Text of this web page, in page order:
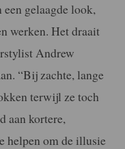
gelaagde look,
werken. Het draait
Andrew
“Bij zachte, lange
terwijl ze toch
aan kortere,
helpen om de illusie